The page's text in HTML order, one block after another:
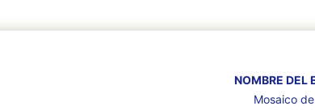
NOMBRE DEL
Mosaico